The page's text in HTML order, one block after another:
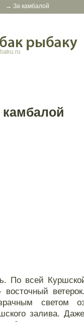
→ За камбалой
камбалой
По всей
восточный
светом
залива.